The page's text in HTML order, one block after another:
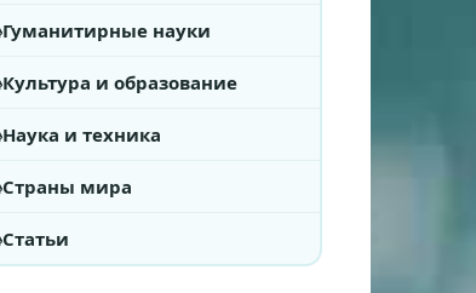
Гуманитирные науки
Культура и образование
Наука и техника
Страны мира
Статьи